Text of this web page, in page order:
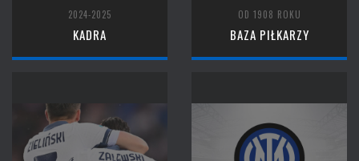
2024-2025
KADRA
OD 1908 ROKU
BAZA PIŁKARZY